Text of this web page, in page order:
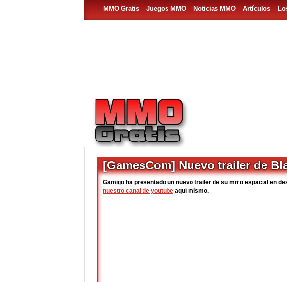
MMO Gratis Juegos MMO Noticias MMO Artículos
[GamesCom] Nuevo trailer de
Gamigo ha presentado un nuevo trailer de su mmo espacial en
nuestro canal de youtube aquí mismo.